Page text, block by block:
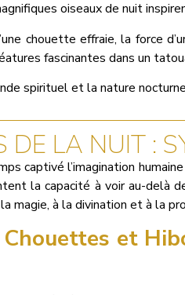
oiseaux de nuit
chouette effraie, la force
fascinantes dans un
spirituel et la nature
DE LA NUIT :
captivé l’imagination
la capacité à voir au-delà
magie, à la divination et à la
et